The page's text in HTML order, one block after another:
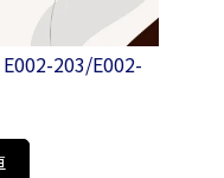
203/E002-